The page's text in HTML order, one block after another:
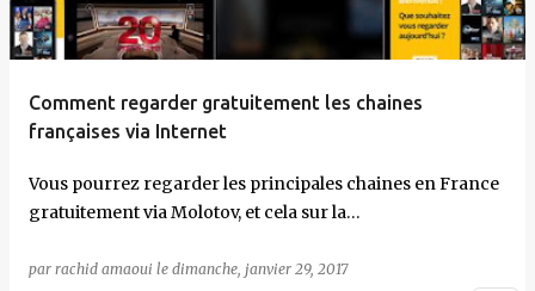
Comment regarder gratuitement les chaines
françaises via Internet
Vous pourrez regarder les principales chaines en France
gratuitement via Molotov, et cela sur la…
par rachid amaoui le dimanche, janvier 29, 2017